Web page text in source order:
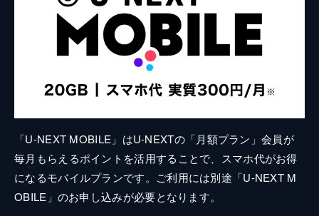
「U-NEXT MOBILE」はU-NEXTの「月額プラン」会員が
毎月もらえるポイントを活用することで、スマホ代がお得
になるモバイルプランです。ご利用には別途「U-NEXT M
OBILE」のお申し込みが必要となります。